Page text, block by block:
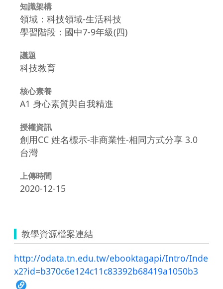
知識架構
領域：科技領域-生活科技
學習階段：國中7-9年級(四)
議題
科技教育
核心素養
A1 身心素質與自我精進
授權資訊
創用CC 姓名標示-非商業性-相同方式分享 3.0
台灣
上傳時間
2020-12-15
教學資源檔案連結
http://odata.tn.edu.tw/ebooktagapi/Intro/Inde
x2?id=b370c6e124c11c83392b68419a1050b3